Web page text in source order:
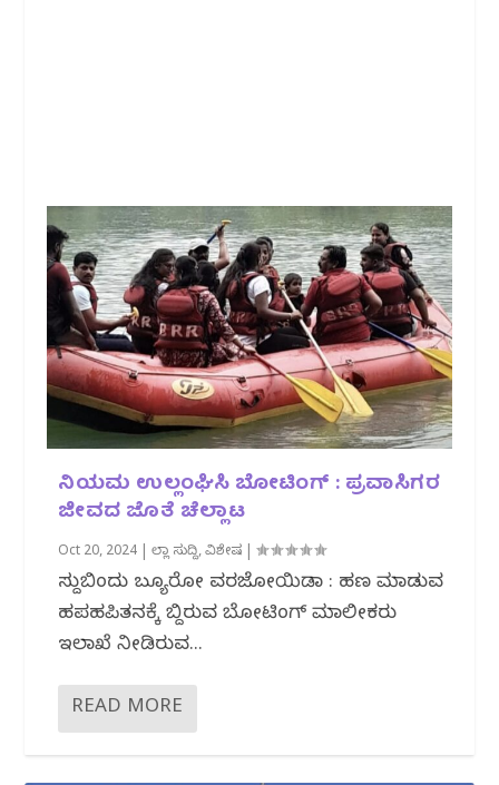
ನಿಯಮ ಉಲ್ಲಂಘಿಸಿ ಬೋಟಿಂಗ್ : ಪ್ರವಾಸಿಗರ
ಜೀವದ ಜೊತೆ ಚೆಲ್ಲಾಟ
Oct 20, 2024 |ಜಿಲ್ಲಾ ಸುದ್ದಿ,ವಿಶೇಷ |
ಸುದ್ದಿಬಿಂದು ಬ್ಯೂರೋ‌ ವರದಿಜೋಯಿಡಾ : ಹಣ ಮಾಡುವ
ಹಪಹಪಿತನಕ್ಕೆ ಬಿದ್ದಿರುವ ಬೋಟಿಂಗ್ ಮಾಲೀಕರು
ಇಲಾಖೆ ನೀಡಿರುವ...
READ MORE